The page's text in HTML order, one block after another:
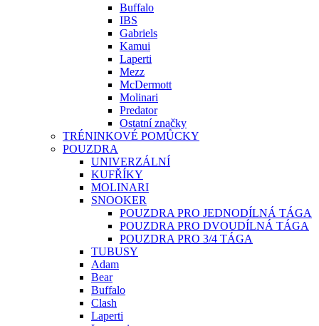
Buffalo
IBS
Gabriels
Kamui
Laperti
Mezz
McDermott
Molinari
Predator
Ostatní značky
TRÉNINKOVÉ POMŮCKY
POUZDRA
UNIVERZÁLNÍ
KUFŘÍKY
MOLINARI
SNOOKER
POUZDRA PRO JEDNODÍLNÁ TÁGA
POUZDRA PRO DVOUDÍLNÁ TÁGA
POUZDRA PRO 3/4 TÁGA
TUBUSY
Adam
Bear
Buffalo
Clash
Laperti